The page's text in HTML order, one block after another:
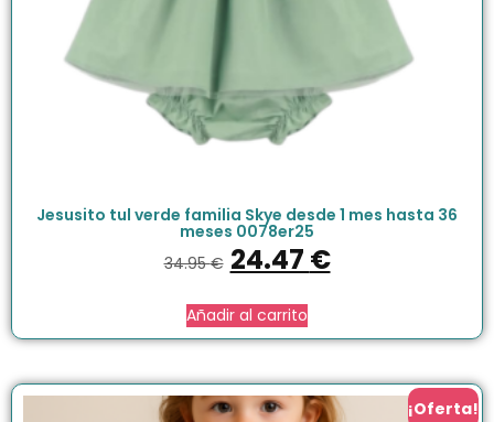
Jesusito tul verde familia Skye desde 1 mes hasta 36
meses 0078er25
34.95€ 24.47 €
Añadir al carrito
¡Oferta!